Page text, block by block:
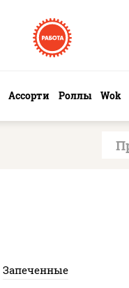
Ассорти Роллы Wok
Запеченные